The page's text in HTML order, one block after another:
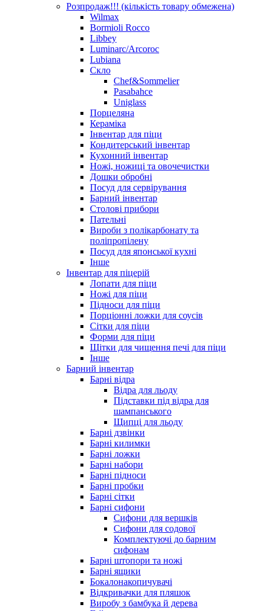
Розпродаж!!! (кількість товару обмежена)
Wilmax
Bormioli Rocco
Libbey
Luminarc/Arcoroc
Lubiana
Скло
Chef&Sommelier
Pasabahce
Uniglass
Порцеляна
Кераміка
Інвентар для піци
Кондитерський інвентар
Кухонний інвентар
Ножі, ножиці та овочечистки
Дошки обробні
Посуд для сервірування
Барний інвентар
Столові прибори
Пательні
Вироби з полікарбонату та
поліпропілену
Посуд для японської кухні
Інше
Інвентар для піцерій
Лопати для піци
Ножі для піци
Підноси для піци
Порціонні ложки для соусів
Сітки для піци
Форми для піци
Щітки для чищення печі для піци
Інше
Барний інвентар
Барні відра
Відра для льоду
Підставки під відра для
шампанського
Щипці для льоду
Барні дзвінки
Барні килимки
Барні ложки
Барні набори
Барні підноси
Барні пробки
Барні сітки
Барні сифони
Сифони для вершків
Сифони для содової
Комплектуючі до барним
сифонам
Барні штопори та ножі
Барні ящики
Бокалонакопичувачі
Відкривачки для пляшок
Виробу з бамбука й дерева